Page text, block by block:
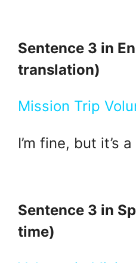
Sentence 3 in
translation)
Mission Trip
I’m fine, but it’s
Sentence 3 in
time)